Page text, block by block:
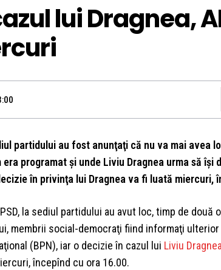
lui Dragnea,
partidului au fost anunţaţi că nu va mai avea
programat şi unde Liviu Dragnea urma să îşi
în privinţa lui Dragnea va fi luată miercuri,
la sediul partidului au avut loc, timp de două
membrii social-democraţi fiind informaţi ulterior
(BPN), iar o decizie în cazul lui Liviu
începînd cu ora 16.00.